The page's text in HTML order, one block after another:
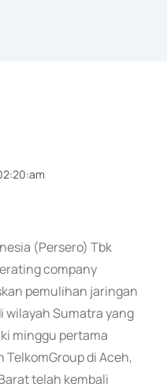
(Persero) Tbk
company
pemulihan jaringan
wilayah Sumatra yang
minggu pertama
di Aceh,
telah kembali